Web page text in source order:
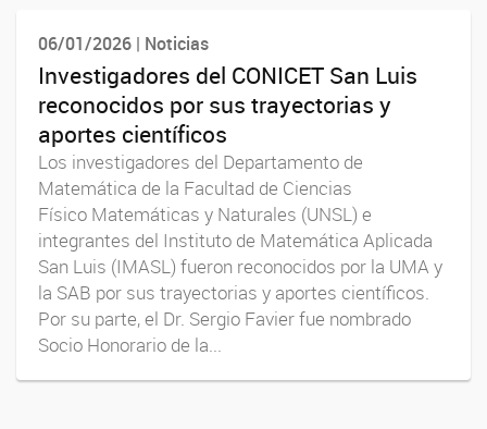
06/01/2026 | Noticias
Investigadores del CONICET San Luis
reconocidos por sus trayectorias y
aportes científicos
Los investigadores del Departamento de
Matemática de la Facultad de Ciencias
Físico Matemáticas y Naturales (UNSL) e
integrantes del Instituto de Matemática Aplicada
San Luis (IMASL) fueron reconocidos por la UMA y
la SAB por sus trayectorias y aportes científicos.
Por su parte, el Dr. Sergio Favier fue nombrado
Socio Honorario de la...